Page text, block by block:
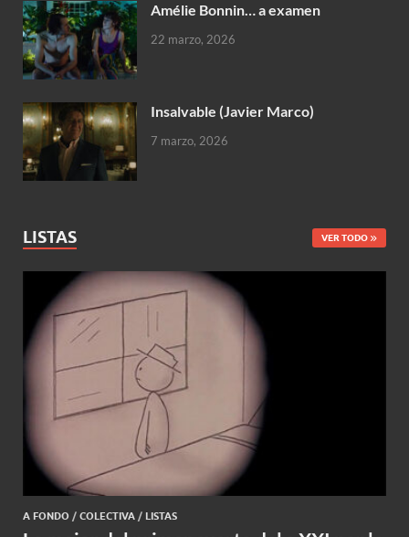
Amélie Bonnin… a examen
22 marzo, 2026
Insalvable (Javier Marco)
7 marzo, 2026
LISTAS VER TODO
A FONDO / COLECTIVA / LISTAS